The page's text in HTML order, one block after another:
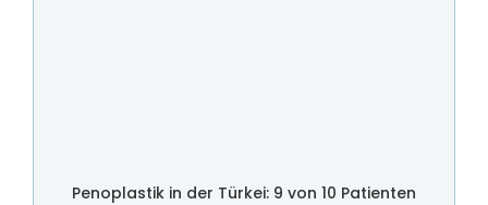
Penoplastik in der Türkei: 9 von 10 Patienten